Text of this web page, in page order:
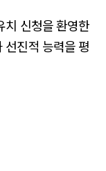
치 신청을 환영한
선진적 능력을 평